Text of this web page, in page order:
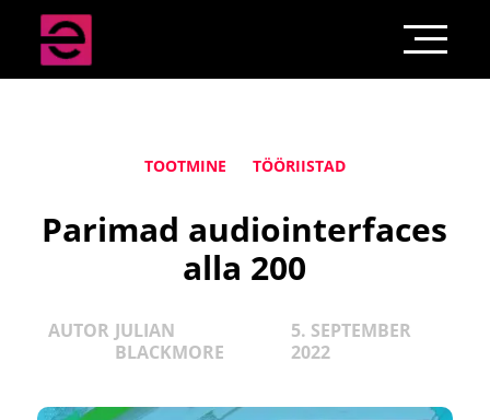
TOOTMINE TÖÖRIISTAD
Parimad audiointerfaces
alla 200
AUTOR JULIAN
BLACKMORE
5. SEPTEMBER
2022